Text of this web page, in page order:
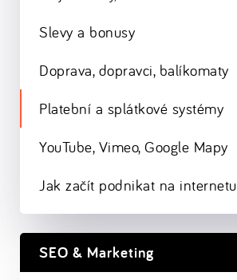
Slevy a bonusy
Doprava, dopravci, balíkomaty
Platební a splátkové systémy
YouTube, Vimeo, Google Mapy
Jak začít podnikat na internetu
SEO & Marketing